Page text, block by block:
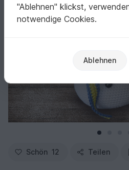
Schön 12 Teilen
"Ablehnen" klickst,
notwendige Cookies.
Ablehnen